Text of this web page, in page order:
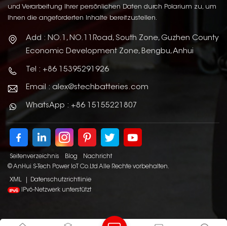
und Verarbeitung Ihrer persönlichen Daten durch Polarium zu, um
Ihnen die angeforderten Inhalte bereitzustellen.
Add : NO.1, NO.11Road, South Zone, Guzhen County
Economic Development Zone, Bengbu, Anhui
Tel : +86 15395291926
Email : alex@stechbatteries.com
WhatsApp : +86 15155221807
Seitenverzeichnis Blog
Nachricht
© AnHui S-Tech Power IoT Co.Ltd Alle Rechte vorbehalten.
XML
Datenschutzrichtlinie
IPv6-Netzwerk unterstützt